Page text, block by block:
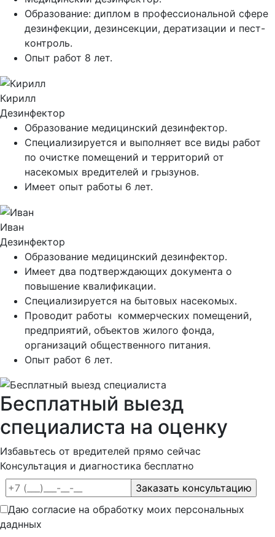
Образование: диплом в профессиональной сфере
дезинфекции, дезинсекции, дератизации и пест-
контроль.
Опыт работ 8 лет.
Кирилл
Дезинфектор
Образование медицинский дезинфектор.
Специализируется и выполняет все виды работ
по очистке помещений и территорий от
насекомых вредителей и грызунов.
Имеет опыт работы 6 лет.
Иван
Дезинфектор
Образование медицинский дезинфектор.
Имеет два подтверждающих документа о
повышение квалификации.
Специализируется на бытовых насекомых.
Проводит работы коммерческих помещений,
предприятий, объектов жилого фонда,
организаций общественного питания.
Опыт работ 6 лет.
Бесплатный выезд
специалиста на оценку
Избавьтесь от вредителей прямо сейчас
Консультация и диагностика бесплатно
Даю согласие на обработку моих персональных
даднных